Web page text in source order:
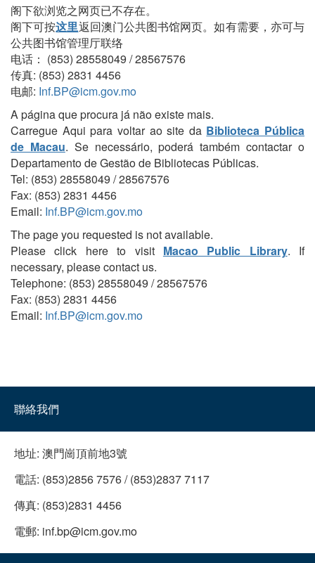
阁下欲浏览之网页已不存在。
阁下可按这里返回澳门公共图书馆网页。如有需要，亦可与
公共图书馆管理厅联络
电话： (853) 28558049 / 28567576
传真: (853) 2831 4456
电邮: Inf.BP@icm.gov.mo
A página que procura já não existe mais.
Carregue Aqui para voltar ao site da Biblioteca Pública
de Macau. Se necessário, poderá também contactar o
Departamento de Gestão de Bibliotecas Públicas.
Tel: (853) 28558049 / 28567576
Fax: (853) 2831 4456
Email: Inf.BP@icm.gov.mo
The page you requested is not available.
Please click here to visit Macao Public Library. If
necessary, please contact us.
Telephone: (853) 28558049 / 28567576
Fax: (853) 2831 4456
Email: Inf.BP@icm.gov.mo
聯絡我們
地址: 澳門崗頂前地3號
電話: (853)2856 7576 / (853)2837 7117
傳真: (853)2831 4456
電郵: inf.bp@icm.gov.mo